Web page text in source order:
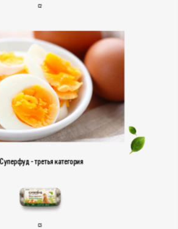
С2
Суперфуд - третья категория
С3